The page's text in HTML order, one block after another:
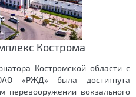
Кострома
Костромской области с
«РЖД» была достигнута
перевооружении вокзального